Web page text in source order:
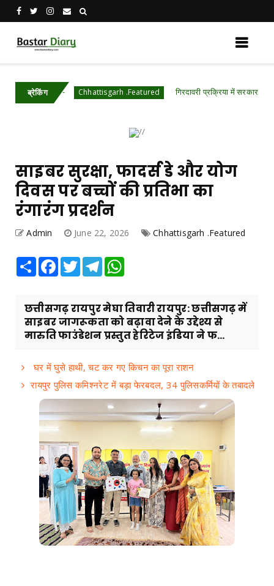
ब्रेकिंग
Chhattisgarh .Featured गिरदावरी प्रक्रिया में सरकार ने किए बड़े
साइबर सुरक्षा, फादर्स डे और योग
दिवस पर बच्चों की प्रतिभा का
रंगारंग प्रदर्शन
Admin June 22, 2026 Chhattisgarh .Featured
Share Facebook
TwitterTelegram
छत्तीसगढ़ रायपुर मेघा तिवारी रायपुर: छत्तीसगढ़ में
साइबर जागरूकता को बढ़ावा देने के उद्देश्य से
मारुति फाउंडेशन प्रस्तुत हेरिटेज इंडिया ने फ...
घर में घुसे हाथी, चट कर गए किचन का पूरा राशन
रायपुर पुलिस कमिश्नरेट में बड़ा फेरबदल, 34 पुलिसकर्मियों के तबादले